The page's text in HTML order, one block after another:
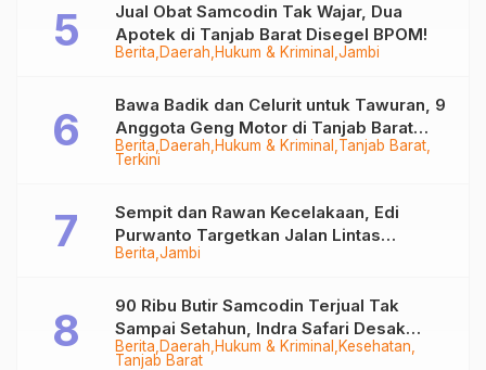
Berita Daerah Hukum & Kriminal Jambi
Jual Obat Samcodin Tak Wajar, Dua
Apotek di Tanjab Barat Disegel BPOM!
Berita Daerah Hukum & Kriminal Tanjab Barat
Terkini
Bawa Badik dan Celurit untuk Tawuran, 9
Anggota Geng Motor di Tanjab Barat
Diringkus
Berita Jambi
Sempit dan Rawan Kecelakaan, Edi
Purwanto Targetkan Jalan Lintas
Tungkal-Jambi Mulus di 2028
Berita Daerah Hukum & Kriminal
Kesehatan
Tanjab Barat
90 Ribu Butir Samcodin Terjual Tak
Sampai Setahun, Indra Safari Desak
Audit Menyeluruh